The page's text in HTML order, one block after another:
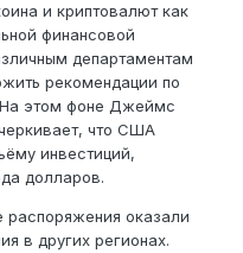
и криптовалют как
финансовой
департаментам
рекомендации по
На этом фоне Джеймс
что США
инвестиций,
долларов.
распоряжения оказали
в других регионах.